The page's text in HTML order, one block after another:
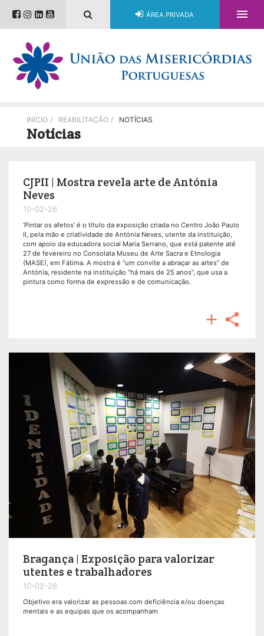
ÁREA PRIVADA 
INÍCIO / REABILITAÇÃO / NOTÍCIAS
Notícias
CJPII | Mostra revela arte de Antónia
Neves
10-02-26
‘Pintar os afetos’ é o título da exposição criada no Centro João Paulo
II, pela mão e criatividade de Antónia Neves, utente da instituição,
com apoio da educadora social Maria Serrano, que está patente até
27 de fevereiro no Consolata Museu de Arte Sacra e Etnologia
(MASE), em Fátima. A mostra é “um convite a abraçar as artes” de
Antónia, residente na instituição “há mais de 25 anos”, que usa a
pintura como forma de expressão e de comunicação.
 
Bragança | Exposição para valorizar
utentes e trabalhadores
10-02-26
Objetivo era valorizar as pessoas com deficiência e/ou doenças
mentais e as equipas que os acompanham